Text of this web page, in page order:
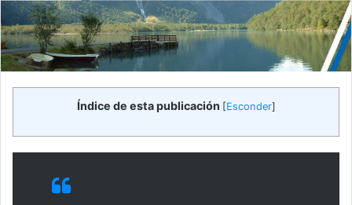
Índice de esta publicación [Esconder]